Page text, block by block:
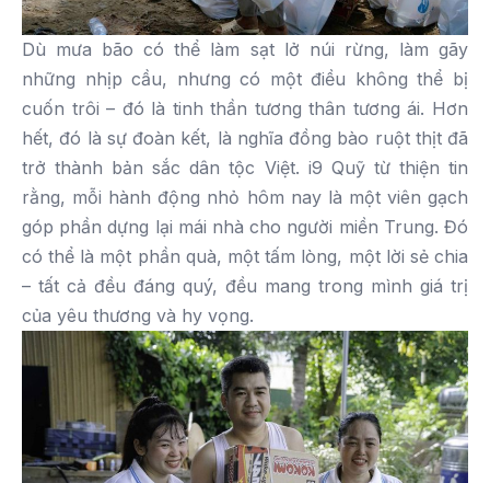
Dù mưa bão có thể làm sạt lở núi rừng, làm gãy
những nhịp cầu, nhưng có một điều không thể bị
cuốn trôi – đó là tinh thần tương thân tương ái. Hơn
hết, đó là sự đoàn kết, là nghĩa đồng bào ruột thịt đã
trở thành bản sắc dân tộc Việt. i9 Quỹ từ thiện tin
rằng, mỗi hành động nhỏ hôm nay là một viên gạch
góp phần dựng lại mái nhà cho người miền Trung. Đó
có thể là một phần quà, một tấm lòng, một lời sẻ chia
– tất cả đều đáng quý, đều mang trong mình giá trị
của yêu thương và hy vọng.